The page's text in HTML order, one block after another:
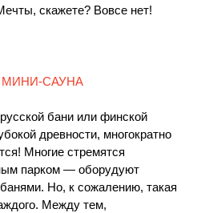
скажете? Вовсе нет!
САУНА
бани или финской
древности, многократно
Многие стремятся
парком — оборудуют
Но, к сожалению, такая
Между тем,